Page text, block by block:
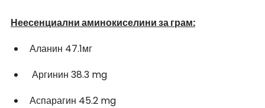
Неесенциални аминокиселини за грам:
Аланин 47.1мг
Аргинин 38.3 mg
Аспарагин 45.2 mg